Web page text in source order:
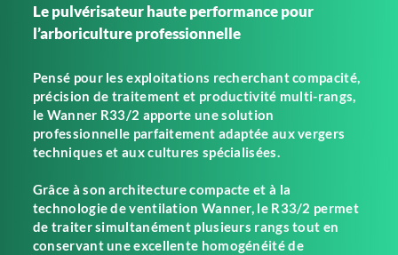
Le pulvérisateur haute performance pour
l’arboriculture professionnelle
Pensé pour les exploitations recherchant compacité,
précision de traitement et productivité multi-rangs,
le Wanner R33/2 apporte une solution
professionnelle parfaitement adaptée aux vergers
techniques et aux cultures spécialisées.
Grâce à son architecture compacte et à la
technologie de ventilation Wanner, le R33/2 permet
de traiter simultanément plusieurs rangs tout en
conservant une excellente homogénéité de